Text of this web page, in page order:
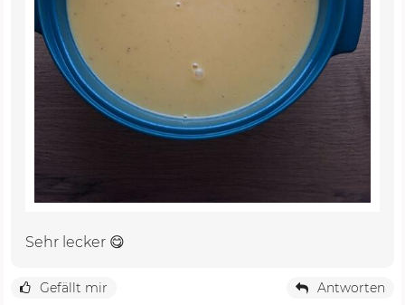
Sehr lecker 😋
Gefällt mir Antworten